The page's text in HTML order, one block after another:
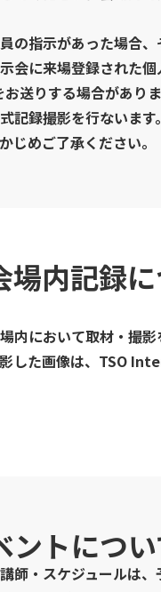
の指示があった場合、
会に来場登録された
送りする場合があり
記録撮影を行ないま
じめご了承ください。
内記録に
において取材・撮影
した画像は、TSO
トについ
師・スケジュールは